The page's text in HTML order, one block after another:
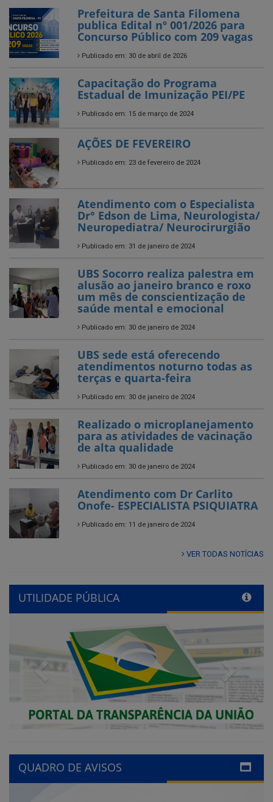
Prefeitura de Santa Filomena
publica Edital nº 001/2026 para
Concurso Público com 209 vagas
Publicado em: 30 de abril de 2026
Capacitação do Programa
Estadual de Imunização PEI/PE
Publicado em: 15 de março de 2024
AÇÕES DE FEVEREIRO
Publicado em: 23 de fevereiro de 2024
Atendimento com o Especialista
Dr° Edson de Lima, Neurologista/
Neuropediatra/ Neurocirurgião
Publicado em: 31 de janeiro de 2024
UBS Socorro realiza palestra em
alusão ao janeiro branco e roxo
um mês de conscientização de
saúde mental e emocional
Publicado em: 30 de janeiro de 2024
UBS sede está oferecendo
atendimentos noturno todas as
terças e quarta-feira
Publicado em: 30 de janeiro de 2024
Realizado o microplanejamento
para as atividades de vacinação
de alta qualidade
Publicado em: 30 de janeiro de 2024
Atendimento com Dr Carlito
Onofe- ESPECIALISTA PSIQUIATRA
Publicado em: 11 de janeiro de 2024
VER TODAS NOTÍCIAS
UTILIDADE PÚBLICA
Previous Next
QUADRO DE AVISOS